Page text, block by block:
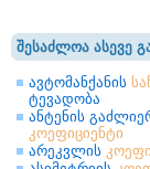
შესაძლოა ასევე
ავტომანქანის
ტევადობა
ანტენის
კოეფიციენტი
არეკვლის